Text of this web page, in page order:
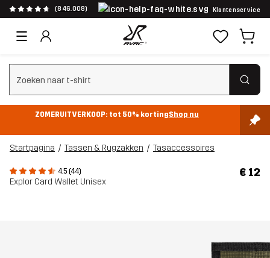
(846.008) Klantenservice
Zoeken wissen
ZOMERUITVERKOOP: tot 50% kortingShop nu
Startpagina Tassen & Rugzakken Tasaccessoires
4.5 (44)
Explor Card Wallet Unisex
€ 12